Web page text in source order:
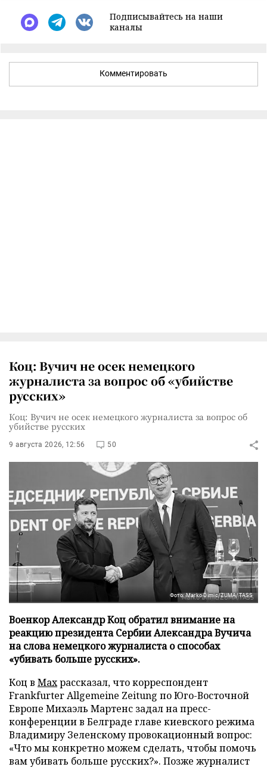
Подписывайтесь на наши
каналы
Комментировать
Коц: Вучич не осек немецкого
журналиста за вопрос об «убийстве
русских»
Коц: Вучич не осек немецкого журналиста за вопрос об
убийстве русских
9 августа 2026, 12:56 50
Фото: Marko Dimic/ZUMA/TASS
Военкор Александр Коц обратил внимание на
реакцию президента Сербии Александра Вучича
на слова немецкого журналиста о способах
«убивать больше русских».
Коц в Махрассказал, что корреспондент
Frankfurter Allgemeine Zeitung по Юго-Восточной
Европе Михаэль Мартенс задал на пресс-
конференции в Белграде главе киевского режима
Владимиру Зеленскому провокационный вопрос:
«Что мы конкретно можем сделать, чтобы помочь
вам убивать больше русских?». Позже журналист